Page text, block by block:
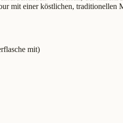
mit einer köstlichen, traditionellen
mit)